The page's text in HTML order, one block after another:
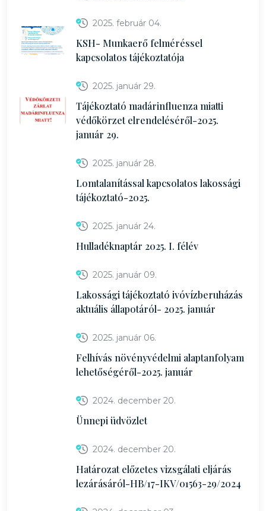
2025. február 04.
KSH- Munkaerő felméréssel
kapcsolatos tájékoztatója
2025. január 29.
Tájékoztató madárinfluenza miatti
védőkörzet elrendeléséről-2025.
január 29.
2025. január 28.
Lomtalanítással kapcsolatos lakossági
tájékoztató-2025.
2025. január 24.
Hulladéknaptár 2025. I. félév
2025. január 09.
Lakossági tájékoztató ivóvízberuházás
aktuális állapotáról- 2025. január
2025. január 06.
Felhívás növényvédelmi alaptanfolyam
lehetőségéről-2025. január
2024. december 20.
Ünnepi üdvözlet
2024. december 20.
Határozat előzetes vizsgálati eljárás
lezárásáról-HB/17-IKV/01563-29/2024